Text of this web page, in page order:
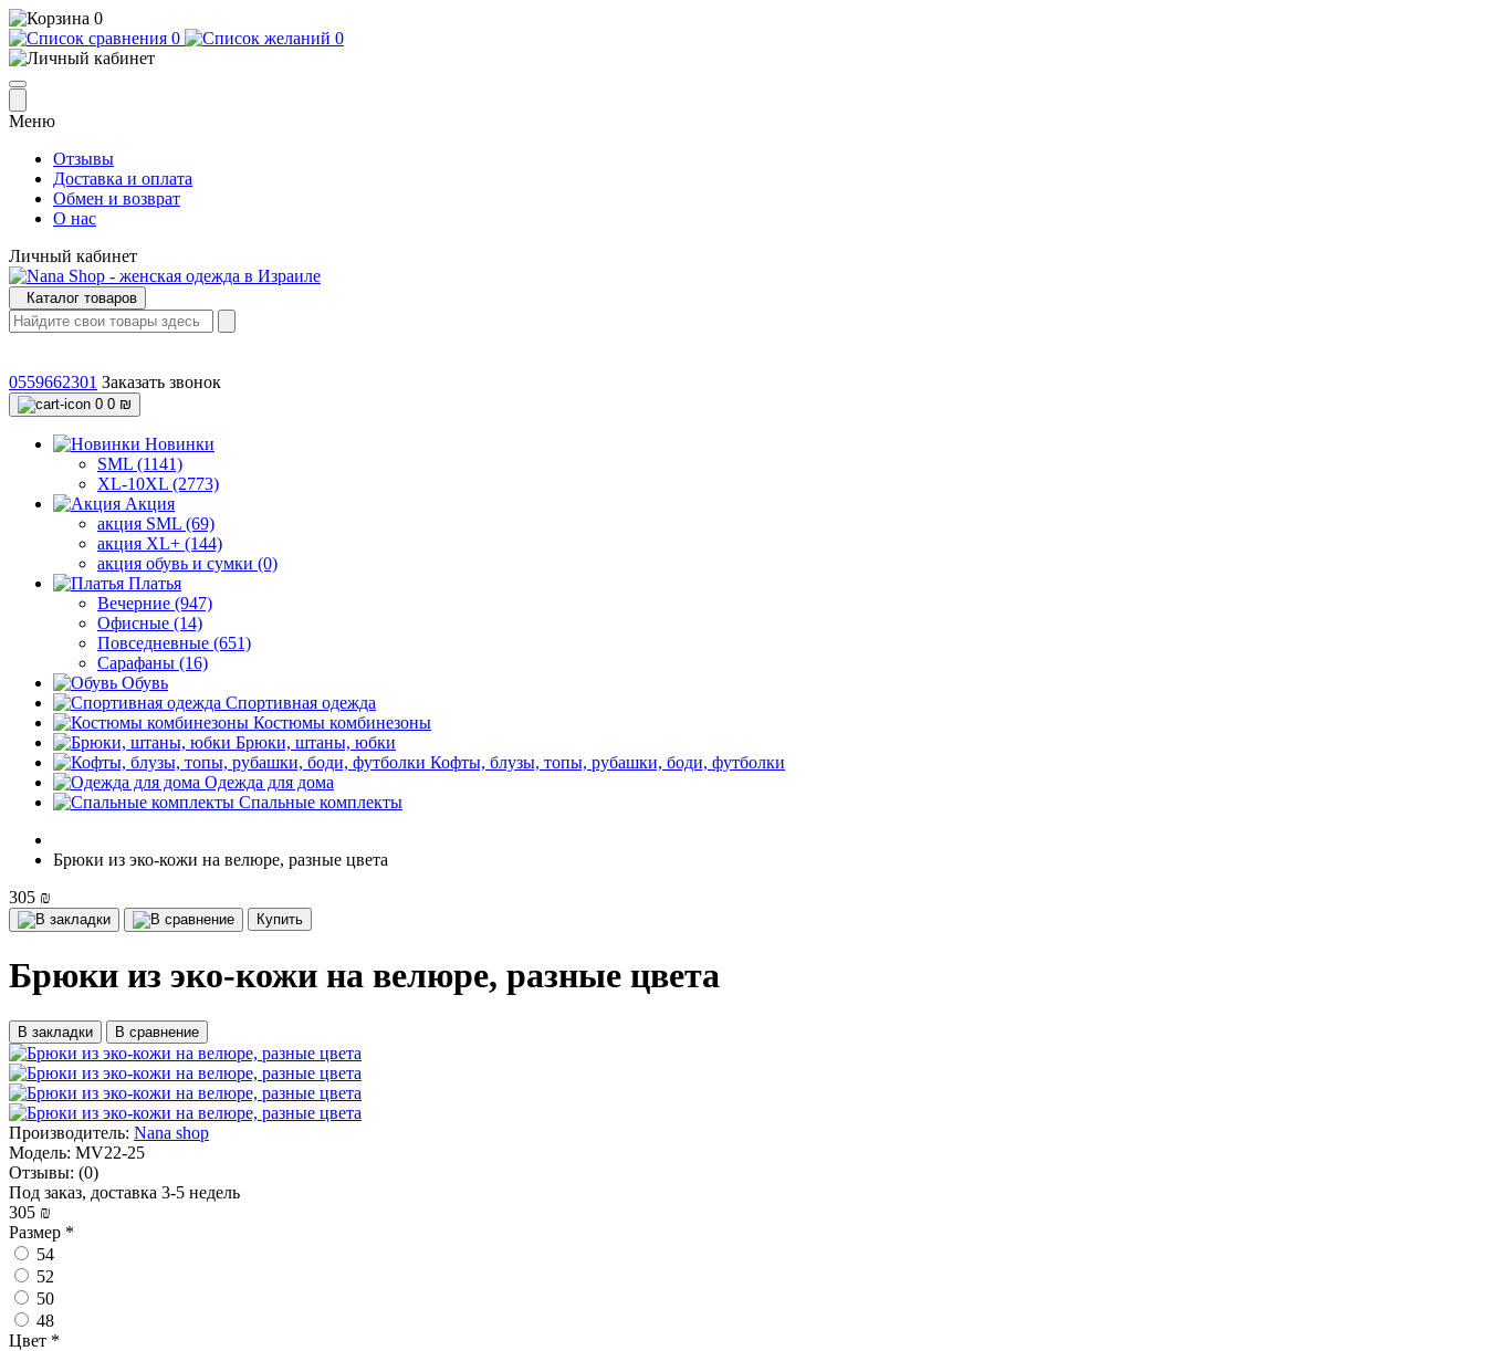
0
0
0
Меню
Отзывы
Доставка и оплата
Обмен и возврат
О нас
Личный кабинет
Каталог товаров
0559662301 Заказать звонок
0 0 ₪
Новинки
SML (1141)
XL-10XL (2773)
Акция
акция SML (69)
акция XL+ (144)
акция обувь и сумки (0)
Платья
Вечерние (947)
Офисные (14)
Повседневные (651)
Сарафаны (16)
Обувь
Спортивная одежда
Костюмы комбинезоны
Брюки, штаны, юбки
Кофты, блузы, топы, рубашки, боди, футболки
Одежда для дома
Спальные комплекты
Брюки из эко-кожи на велюре, разные цвета
305 ₪
Купить
Брюки из эко-кожи на велюре, разные цвета
В закладки В сравнение
Производитель: Nana shop
Модель: MV22-25
Отзывы: (0)
Под заказ, доставка 3-5 недель
305 ₪
Размер *
54
52
50
48
Цвет *